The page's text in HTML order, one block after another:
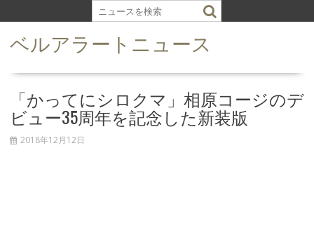
k
ベルアラートニュース
「かってにシロクマ」相原コージのデ
ビュー35周年を記念した新装版
2018年12月12日